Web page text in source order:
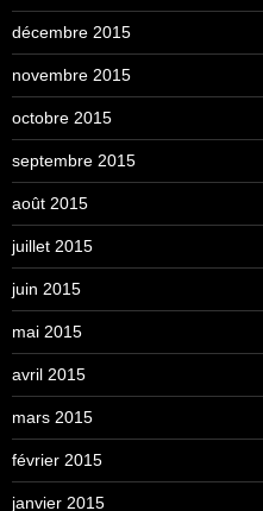
décembre 2015
novembre 2015
octobre 2015
septembre 2015
août 2015
juillet 2015
juin 2015
mai 2015
avril 2015
mars 2015
février 2015
janvier 2015